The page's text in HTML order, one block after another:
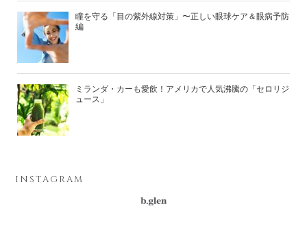
瞳を守る「目の紫外線対策」〜正しい眼球ケア＆眼病予防
編
ミランダ・カーも愛飲！アメリカで人気沸騰の「セロリジ
ュース」
INSTAGRAM